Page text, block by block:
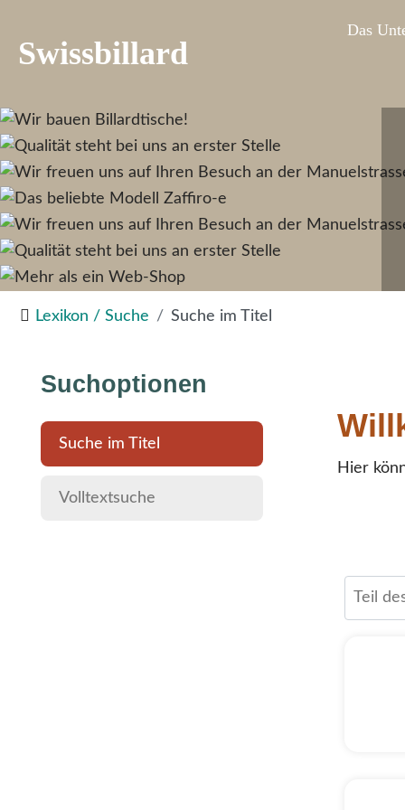
Swissbillard
Das
Lexikon / Suche Suche im Titel
Suchoptionen
Suche im Titel
Volltextsuche
Hier
Teil